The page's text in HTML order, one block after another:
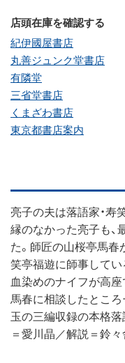
店頭在庫を確認する
紀伊國屋書店
丸善ジュンク堂書店
有隣堂
三省堂書店
くまざわ書店
東京都書店案内
亮子の夫は落語家・寿
縁のなかった亮子も、
た。師匠の山桜亭馬
笑亭福遊に師事して
血染めのナイフが高
馬春に相談したとこ
玉の三編収録の本格
＝愛川晶／解説＝鈴